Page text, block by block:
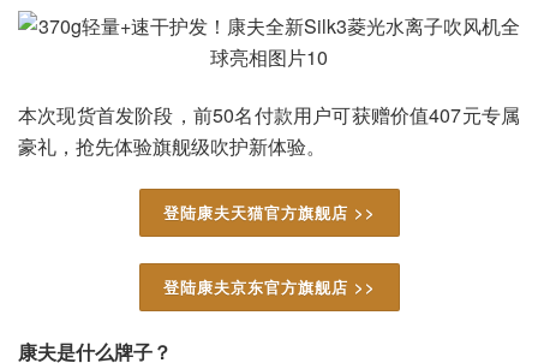
本次现货首发阶段，前50名付款用户可获赠价值407元专属
豪礼，抢先体验旗舰级吹护新体验。
登陆康夫天猫官方旗舰店 >>
登陆康夫京东官方旗舰店 >>
康夫是什么牌子？